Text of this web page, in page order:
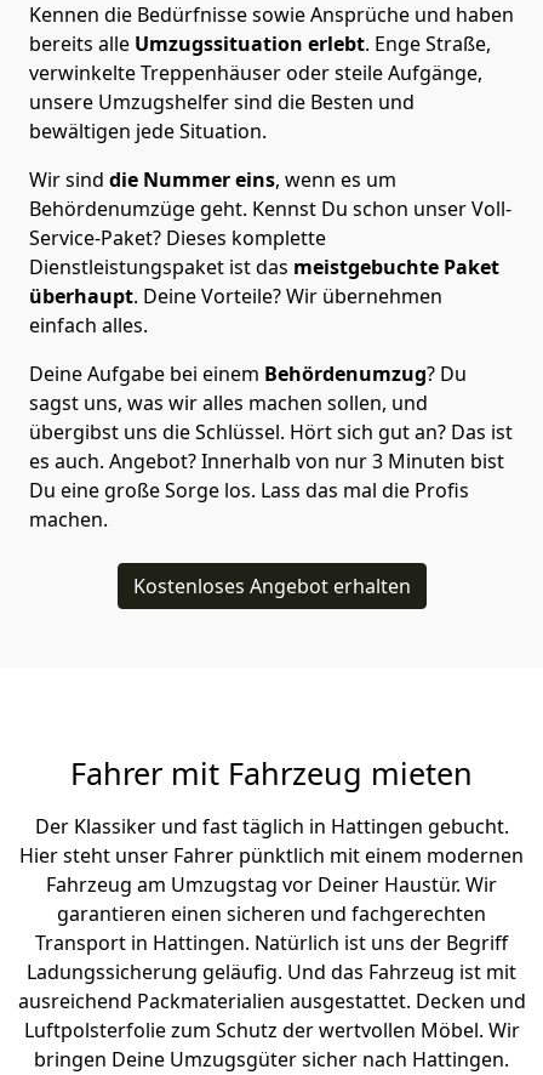
Kennen die Bedürfnisse sowie Ansprüche und haben
bereits alle Umzugssituation erlebt. Enge Straße,
verwinkelte Treppenhäuser oder steile Aufgänge,
unsere Umzugshelfer sind die Besten und
bewältigen jede Situation.
Wir sind die Nummer eins, wenn es um
Behördenumzüge geht. Kennst Du schon unser Voll-
Service-Paket? Dieses komplette
Dienstleistungspaket ist das meistgebuchte Paket
überhaupt. Deine Vorteile? Wir übernehmen
einfach alles.
Deine Aufgabe bei einem Behördenumzug? Du
sagst uns, was wir alles machen sollen, und
übergibst uns die Schlüssel. Hört sich gut an? Das ist
es auch. Angebot? Innerhalb von nur 3 Minuten bist
Du eine große Sorge los. Lass das mal die Profis
machen.
Kostenloses Angebot erhalten
Fahrer mit Fahrzeug mieten
Der Klassiker und fast täglich in Hattingen gebucht.
Hier steht unser Fahrer pünktlich mit einem modernen
Fahrzeug am Umzugstag vor Deiner Haustür. Wir
garantieren einen sicheren und fachgerechten
Transport in Hattingen. Natürlich ist uns der Begriff
Ladungssicherung geläufig. Und das Fahrzeug ist mit
ausreichend Packmaterialien ausgestattet. Decken und
Luftpolsterfolie zum Schutz der wertvollen Möbel. Wir
bringen Deine Umzugsgüter sicher nach Hattingen.